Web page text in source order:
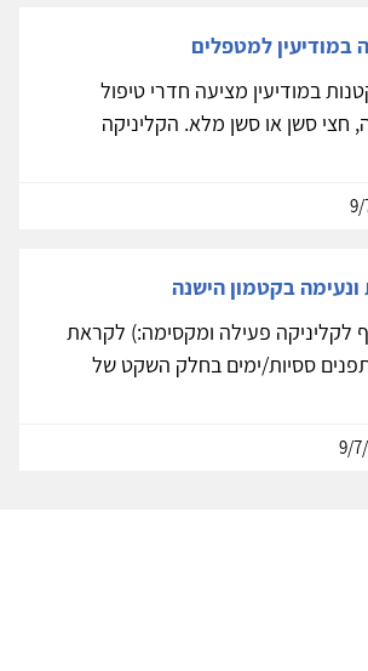
במודיעין למטפלים
במודיעין מציעה חדרי טיפול
חצי סשן או סשן מלא. הקליניקה
ונעימה בקטמון הישנה
לקליניקה פעילה ומקסימה:) לקראת
ססיות/ימים בחלק השקט של